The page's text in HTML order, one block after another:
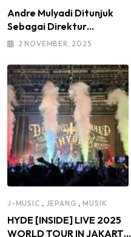
Andre Mulyadi Ditunjuk
Sebagai Direktur
Modifikasi dan Kendaraan
Bakti 2025–2030, di
Bawah Kepemimpinan
Ketua Umum IMI Moreno
Soeprapto
2 NOVEMBER, 2025
J-MUSIC , JEPANG ,MUSIK
HYDE [INSIDE] LIVE 2025
WORLD TOUR IN JAKARTA